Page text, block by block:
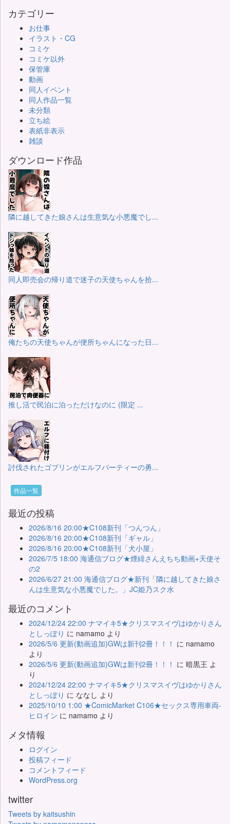
カテゴリー
お仕事
イラスト・CG
コミケ
コミケ以外
保管庫
動画
同人イベント
同人作品一覧
未分類
立ち絵
表紙非表示
雑談
ダウンロード作品
隣に越してきた娘さんは生意気な小悪魔でし...
同人即売会の帰り道で迷子の天使ちゃんを拾...
俺たちの天使ちゃんが便所ちゃんになった日...
推し活で民泊に泊っただけなのに (限定 ...
討伐されたゴブリンがエルフパーティーの勇...
作品一覧
最近の投稿
2026/8/16 20:00★C108新刊「つんつん」
2026/8/16 20:00★C108新刊「ギャル」
2026/8/16 20:00★C108新刊「犬小屋」
2026/7/5 18:00 海通信ブログ★煙緋さんえちち動画+天使そ
の2
2026/6/27 21:00 海通信ブログ★新刊「隣に越してきた娘さ
んは生意気な小悪魔でした。」JC姫乃スク水
最近のコメント
2024/12/24 22:00 ナマイキ5★クリスマスイヴはゆかりさん
としっぽり に namamo より
2026/5/6 更新(動画追加)GWは新刊2冊！！！ に namamo
より
2026/5/6 更新(動画追加)GWは新刊2冊！！！ に 暗黒王 よ
り
2024/12/24 22:00 ナマイキ5★クリスマスイヴはゆかりさん
としっぽり に ななし より
2025/10/10 1:00 ★ComicMarket C106★セックス専用車両-
ヒロイン に namamo より
メタ情報
ログイン
投稿フィード
コメントフィード
WordPress.org
twitter
Tweets by kaitsushin